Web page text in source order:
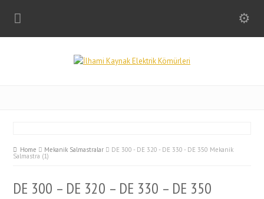
Home Mekanik Salmastralar DE 300 - DE 320 - DE 330 - DE 350 Mekanik
Salmastra (1)
DE 300 – DE 320 – DE 330 – DE 350